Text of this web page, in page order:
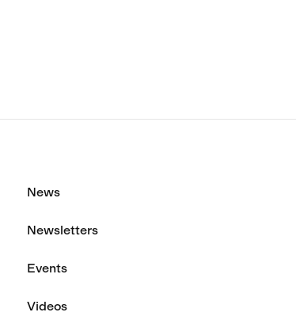
News
Newsletters
Events
Videos